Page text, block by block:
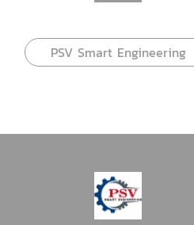
PSV Smart Engineering